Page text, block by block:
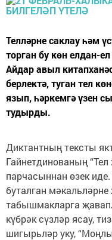
Телләрне саклау һәм
торган бу көн елдан-
Айдар авыл
берлектә, туган тел
язып, һәркемгә үзен
тудырды.
Диктантның тексты
Гайнетдинованың
парчасыннан өзек иде.
буталган
табышмакларга
күбрәк сүзләр ясау,
шигырьләр уку,